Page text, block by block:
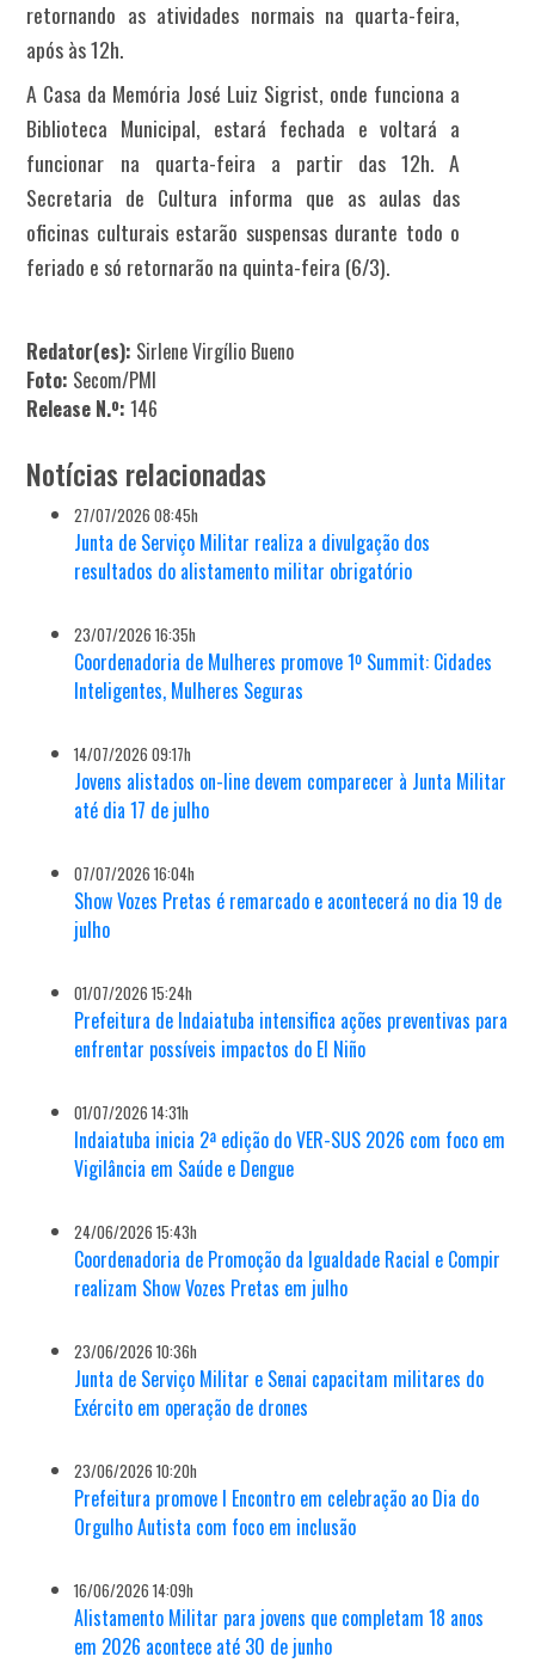
retornando as atividades normais na quarta-feira,
após às 12h.
A Casa da Memória José Luiz Sigrist, onde funciona a
Biblioteca Municipal, estará fechada e voltará a
funcionar na quarta-feira a partir das 12h. A
Secretaria de Cultura informa que as aulas das
oficinas culturais estarão suspensas durante todo o
feriado e só retornarão na quinta-feira (6/3).
Redator(es): Sirlene Virgílio Bueno
Foto: Secom/PMI
Release N.º: 146
Notícias relacionadas
27/07/2026 08:45h
Junta de Serviço Militar realiza a divulgação dos
resultados do alistamento militar obrigatório
23/07/2026 16:35h
Coordenadoria de Mulheres promove 1º Summit: Cidades
Inteligentes, Mulheres Seguras
14/07/2026 09:17h
Jovens alistados on-line devem comparecer à Junta Militar
até dia 17 de julho
07/07/2026 16:04h
Show Vozes Pretas é remarcado e acontecerá no dia 19 de
julho
01/07/2026 15:24h
Prefeitura de Indaiatuba intensifica ações preventivas para
enfrentar possíveis impactos do El Niño
01/07/2026 14:31h
Indaiatuba inicia 2ª edição do VER-SUS 2026 com foco em
Vigilância em Saúde e Dengue
24/06/2026 15:43h
Coordenadoria de Promoção da Igualdade Racial e Compir
realizam Show Vozes Pretas em julho
23/06/2026 10:36h
Junta de Serviço Militar e Senai capacitam militares do
Exército em operação de drones
23/06/2026 10:20h
Prefeitura promove I Encontro em celebração ao Dia do
Orgulho Autista com foco em inclusão
16/06/2026 14:09h
Alistamento Militar para jovens que completam 18 anos
em 2026 acontece até 30 de junho